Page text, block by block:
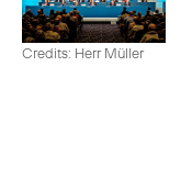
Credits: Herr Müller